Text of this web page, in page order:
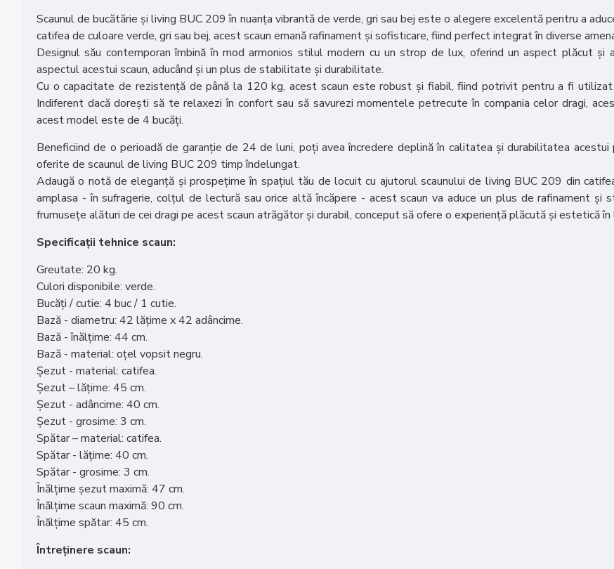
Scaunul de bucătărie și living BUC 209 în nuanța vibrantă de verde, gri sau bej este o alegere excelentă pentru a
catifea de culoare verde, gri sau bej, acest scaun emană rafinament și sofisticare, fiind perfect integrat în diverse
Designul său contemporan îmbină în mod armonios stilul modern cu un strop de lux, oferind un aspect plăcut
aspectul acestui scaun, aducând și un plus de stabilitate și durabilitate.
Cu o capacitate de rezistență de până la 120 kg, acest scaun este robust și fiabil, fiind potrivit pentru a fi
Indiferent dacă dorești să te relaxezi în confort sau să savurezi momentele petrecute în compania celor dragi,
acest model este de 4 bucăți.
Beneficiind de o perioadă de garanție de 24 de luni, poți avea încredere deplină în calitatea și durabilitatea
oferite de scaunul de living BUC 209 timp îndelungat.
Adaugă o notă de eleganță și prospețime în spațiul tău de locuit cu ajutorul scaunului de living BUC 209 din
amplasa - în sufragerie, colțul de lectură sau orice altă încăpere - acest scaun va aduce un plus de rafinament
frumusețe alături de cei dragi pe acest scaun atrăgător și durabil, conceput să ofere o experiență plăcută și estetică în
Specificații tehnice scaun:
Greutate: 20 kg.
Culori disponibile: verde.
Bucăți / cutie: 4 buc / 1 cutie.
Bază - diametru: 42 lățime x 42 adâncime.
Bază - înălțime: 44 cm.
Bază - material: oțel vopsit negru.
Șezut - material: catifea.
Șezut – lățime: 45 cm.
Șezut - adâncime: 40 cm.
Șezut - grosime: 3 cm.
Spătar – material: catifea.
Spătar - lățime: 40 cm.
Spătar - grosime: 3 cm.
Înălțime șezut maximă: 47 cm.
Înălțime scaun maximă: 90 cm.
Înălțime spătar: 45 cm.
Întreținere scaun: